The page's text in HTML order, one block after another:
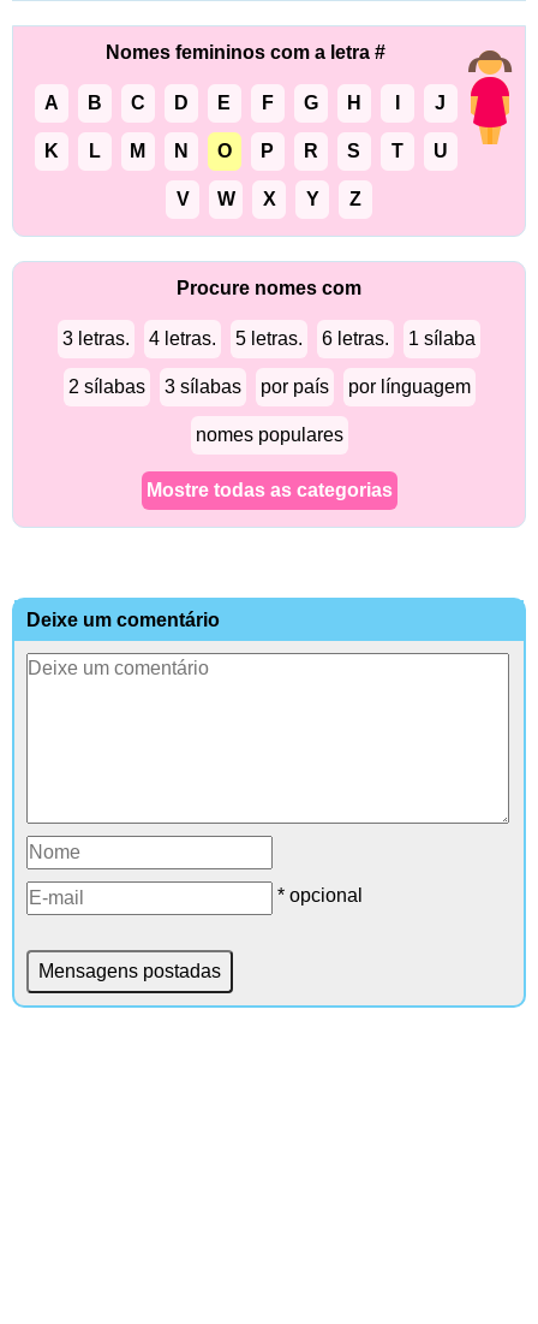
Nomes femininos com a letra #
A B C D E F G H J
K L M N O P R S T U
V W X Y Z
Procure nomes com
3 letras. 4 letras. 5 letras. 6 letras. 1 sílaba
2 sílabas 3 sílabas por país por línguagem
nomes populares
Mostre todas as categorias
Deixe um comentário
* opcional